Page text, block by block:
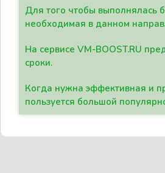
Для того чтобы выполнялась
необходимая в данном
На сервисе VM-BOOST.RU
сроки.
Когда нужна эффективная и
пользуется большой